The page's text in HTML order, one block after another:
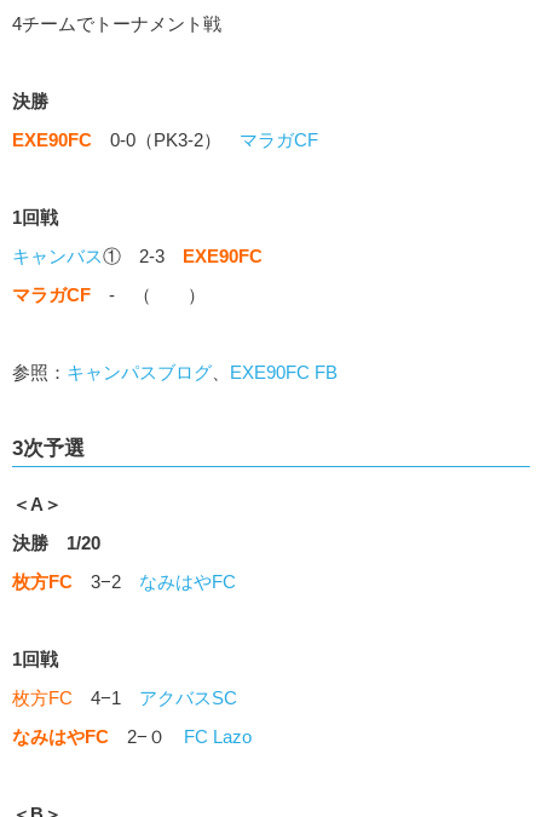
4チームでトーナメント戦
決勝
EXE90FC 0-0（PK3-2） マラガCF
1回戦
キャンバス① 2-3 EXE90FC
マラガCF - （ ）
参照： キャンパスブログ EXE90FC FB
3次予選
＜A＞
決勝 1/20
枚方FC 3−2 なみはやFC
1回戦
枚方FC
4−1 アクバスSC
なみはやFC 2−０ FC Lazo